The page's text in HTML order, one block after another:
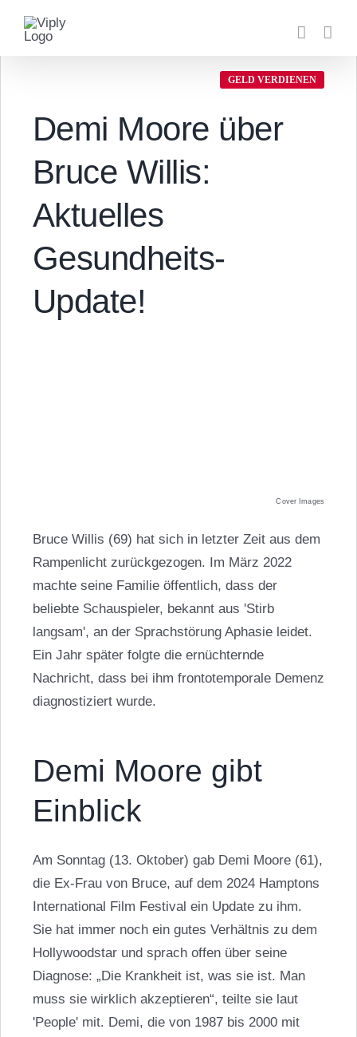
Inhalt
springen
GELD VERDIENEN
Demi Moore über
Bruce Willis:
Aktuelles
Gesundheits-
Update!
Cover Images
Bruce Willis (69) hat sich in letzter Zeit aus dem
Rampenlicht zurückgezogen. Im März 2022
machte seine Familie öffentlich, dass der
beliebte Schauspieler, bekannt aus 'Stirb
langsam', an der Sprachstörung Aphasie leidet.
Ein Jahr später folgte die ernüchternde
Nachricht, dass bei ihm frontotemporale Demenz
diagnostiziert wurde.
Demi Moore gibt
Einblick
Am Sonntag (13. Oktober) gab Demi Moore (61),
die Ex-Frau von Bruce, auf dem 2024 Hamptons
International Film Festival ein Update zu ihm.
Sie hat immer noch ein gutes Verhältnis zu dem
Hollywoodstar und sprach offen über seine
Diagnose: „Die Krankheit ist, was sie ist. Man
muss sie wirklich akzeptieren“, teilte sie laut
'People' mit. Demi, die von 1987 bis 2000 mit